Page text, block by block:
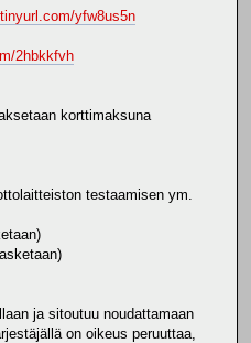
yfw8us5n
2hbkkfvh
korttimaksuna
testaamisen ym.
ja sitoutuu noudattamaan
on oikeus peruuttaa,